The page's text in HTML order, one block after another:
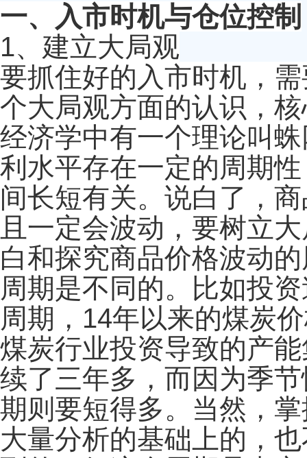
一、入市时机与仓位控制
1、建立大局观
要抓住好的入市时机，
个大局观方面的认识，
经济学中有一个理论叫
利水平存在一定的周期
间长短有关。说白了，
且一定会波动，要树立
白和探究商品价格波动
周期是不同的。比如投
周期，14年以来的煤炭
煤炭行业投资导致的产
续了三年多，而因为季
期则要短得多。当然，
大量分析的基础上的，